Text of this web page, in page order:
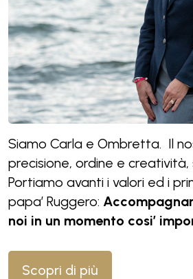
Siamo Carla e Ombretta. Il
precisione, ordine e
Portiamo avanti i valori ed i
papa’ Ruggero:
noi in un momento cosi’
Scopri di più